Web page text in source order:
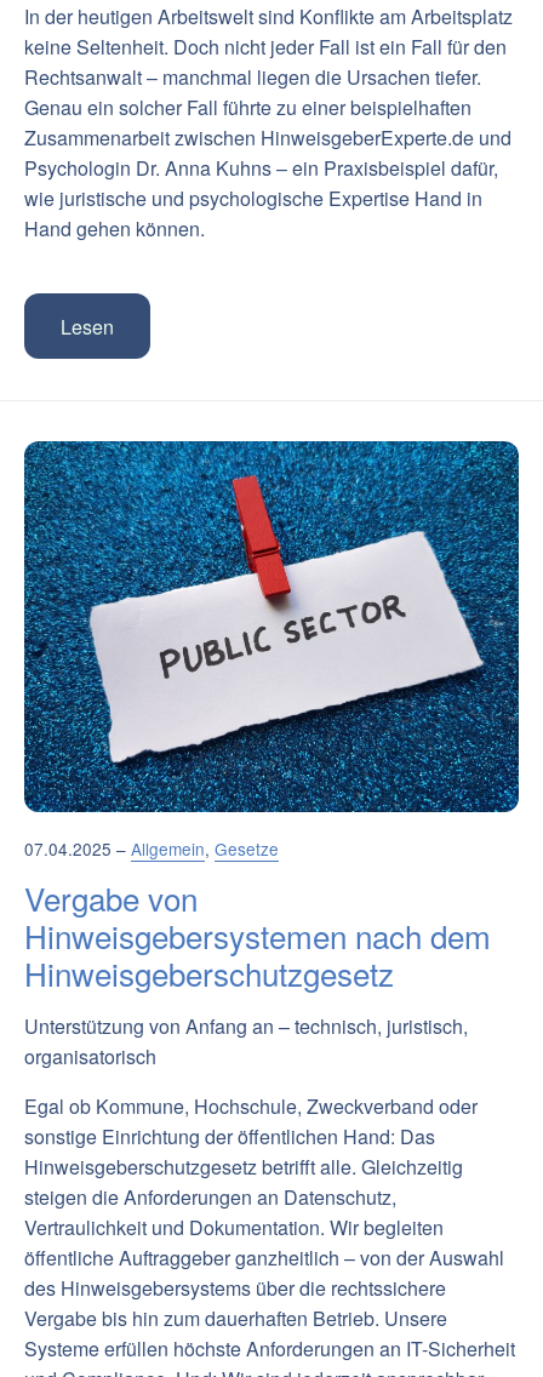
In der heutigen Arbeitswelt sind Konflikte am Arbeitsplatz
keine Seltenheit. Doch nicht jeder Fall ist ein Fall für den
Rechtsanwalt – manchmal liegen die Ursachen tiefer.
Genau ein solcher Fall führte zu einer beispielhaften
Zusammenarbeit zwischen HinweisgeberExperte.de und
Psychologin Dr. Anna Kuhns – ein Praxisbeispiel dafür,
wie juristische und psychologische Expertise Hand in
Hand gehen können.
Lesen
07.04.2025 – Allgemein, Gesetze
Vergabe von
Hinweisgebersystemen nach dem
Hinweisgeberschutzgesetz
Unterstützung von Anfang an – technisch, juristisch,
organisatorisch
Egal ob Kommune, Hochschule, Zweckverband oder
sonstige Einrichtung der öffentlichen Hand: Das
Hinweisgeberschutzgesetz betrifft alle. Gleichzeitig
steigen die Anforderungen an Datenschutz,
Vertraulichkeit und Dokumentation. Wir begleiten
öffentliche Auftraggeber ganzheitlich – von der Auswahl
des Hinweisgebersystems über die rechtssichere
Vergabe bis hin zum dauerhaften Betrieb. Unsere
Systeme erfüllen höchste Anforderungen an IT-Sicherheit